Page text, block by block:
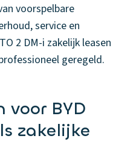
voorspelbare
service en
2 DM-i zakelijk leasen
geregeld.
voor BYD
zakelijke